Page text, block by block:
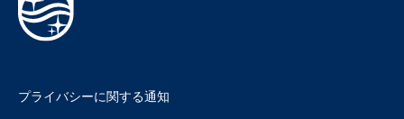
プライバシーに関する通知